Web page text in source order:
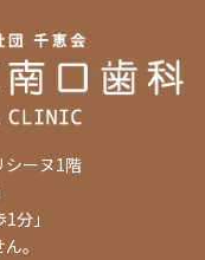
シーヌ1階
分」
。